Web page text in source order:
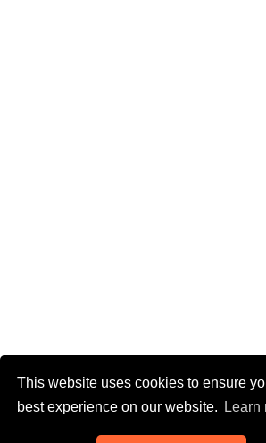
This website uses cookies to ensure
best experience on our website.
Learn